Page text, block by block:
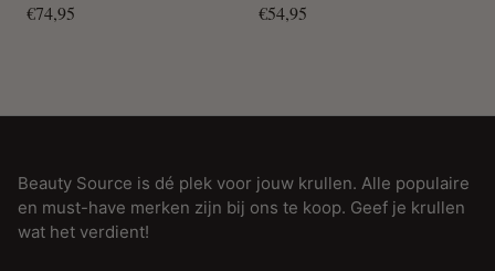
€74,95 €54,95
Beauty Source is dé plek voor jouw krullen. Alle populaire
en must-have merken zijn bij ons te koop. Geef je krullen
wat het verdient!